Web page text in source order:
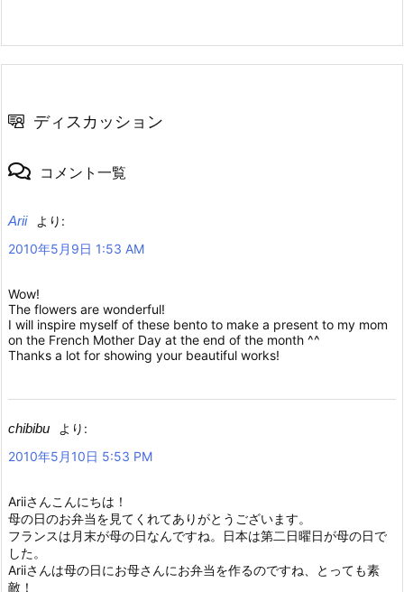
ディスカッション
コメント一覧
Arii
より:
2010年5月9日 1:53 AM
Wow!
The flowers are wonderful!
I will inspire myself of these bento to make a present to my mom
on the French Mother Day at the end of the month ^^
Thanks a lot for showing your beautiful works!
chibibu
より:
2010年5月10日 5:53 PM
Ariiさんこんにちは！
母の日のお弁当を見てくれてありがとうございます。
フランスは月末が母の日なんですね。日本は第二日曜日が母の日で
した。
Ariiさんは母の日にお母さんにお弁当を作るのですね、とっても素
敵！